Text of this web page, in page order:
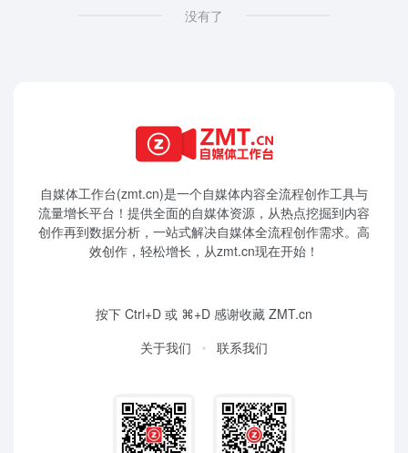
没有了
自媒体工作台(zmt.cn)是一个自媒体内容全流程创作工具与
流量增长平台！提供全面的自媒体资源，从热点挖掘到内容
创作再到数据分析，一站式解决自媒体全流程创作需求。高
效创作，轻松增长，从zmt.cn现在开始！
按下 Ctrl+D 或 ⌘+D 感谢收藏 ZMT.cn
关于我们
联系我们